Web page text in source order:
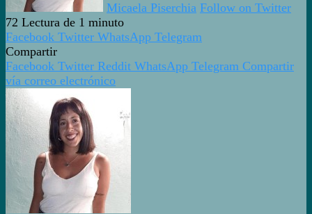
Micaela Piserchia Follow on Twitter
72 Lectura de 1 minuto
Facebook Twitter WhatsApp Telegram
Compartir
Facebook Twitter Reddit WhatsApp Telegram Compartir
vía correo electrónico